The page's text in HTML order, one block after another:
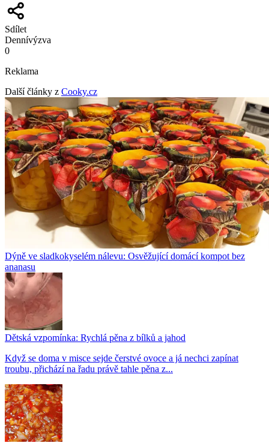
Sdílet
Dennívýzva
0
Reklama
Další články z Cooky.cz
Dýně ve sladkokyselém nálevu: Osvěžující domácí kompot bez
ananasu
Dětská vzpomínka: Rychlá pěna z bílků a jahod
Když se doma v misce sejde čerstvé ovoce a já nechci zapínat
troubu, přichází na řadu právě tahle pěna z...